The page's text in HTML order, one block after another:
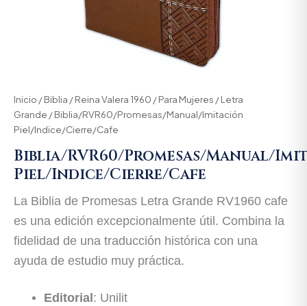
Inicio /Biblia /Reina Valera 1960 /Para Mujeres /Letra
Grande / Biblia/RVR60/Promesas/Manual/Imitación
Piel/Indice/Cierre/Cafe
Biblia/RVR60/Promesas/Manual/
Piel/Indice/Cierre/Cafe
La Biblia de Promesas Letra Grande RV1960 cafe
es una edición excepcionalmente útil. Combina la
fidelidad de una traducción histórica con una
ayuda de estudio muy práctica.
Editorial : Unilit